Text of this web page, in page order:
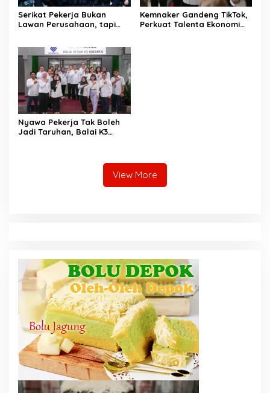
Serikat Pekerja Bukan
Lawan Perusahaan, tapi
Kemnaker Gandeng TikTok,
Perkuat Talenta Ekonomi
Nyawa Pekerja Tak Boleh
Jadi Taruhan, Balai K3
View More